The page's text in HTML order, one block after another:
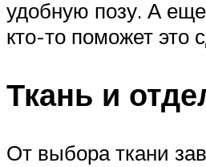
удобную позу. А
кто-то поможет это
Ткань и
От выбора ткани